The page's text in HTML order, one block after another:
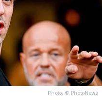
Photo: © PhotoNews